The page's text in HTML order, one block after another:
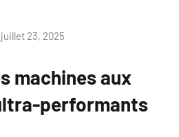
juillet 23, 2025
machines aux
performants